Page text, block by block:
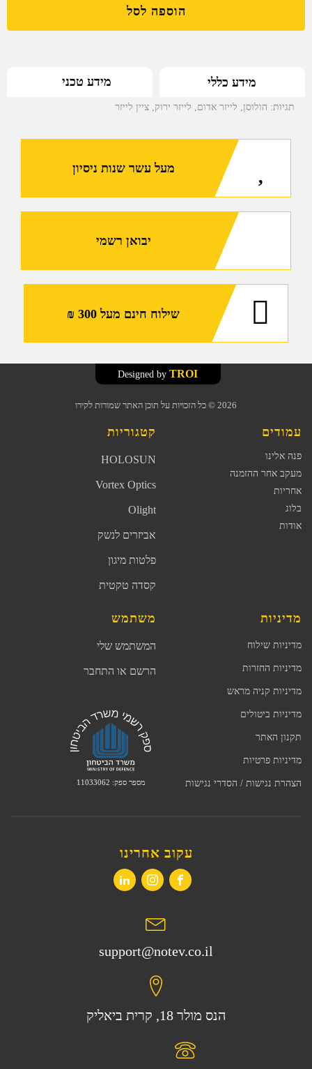
לייזר
ירוק
בעל
וקייס
(Holosun
הוספה לסל
מידע כללי מידע טכני
תגיות: הולוסן לייזר אדום לייזר ירוק ציין לייזר
מעל עשר שנות ניסיון
יבואן רשמי
שילוח חינם מעל 300 ₪
2026 © כל הזכויות על תוכן האתר שמורות לקירו
TROI
עמודים
פנה אלינו
מעקב אחר ההזמנה
אחריות
בלוג
אודות
קטגוריות
HOLOSUN
Vortex Optics
Olight
אביזרים לנשק
פלטות מיגון
קסדה טקטית
מדיניות
מדיניות שילוח
מדיניות החזרות
מדיניות קניה מראש
מדיניות ביטולים
תקנון האתר
מדיניות פרטיות
הצהרת נגישות / הסדרי נגישות
משתמש
המשתמש שלי
הרשם או התחבר
מספר ספק: 11033062
עקוב אחרינו
support@notev.co.il
הנס מולר 18, קרית ביאליק